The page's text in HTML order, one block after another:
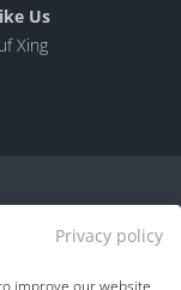
Us
Xing
Privacy policy
improve our website,